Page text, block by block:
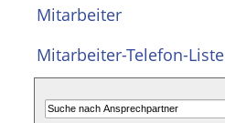
Mitarbeiter
Mitarbeiter-Telefon-Liste